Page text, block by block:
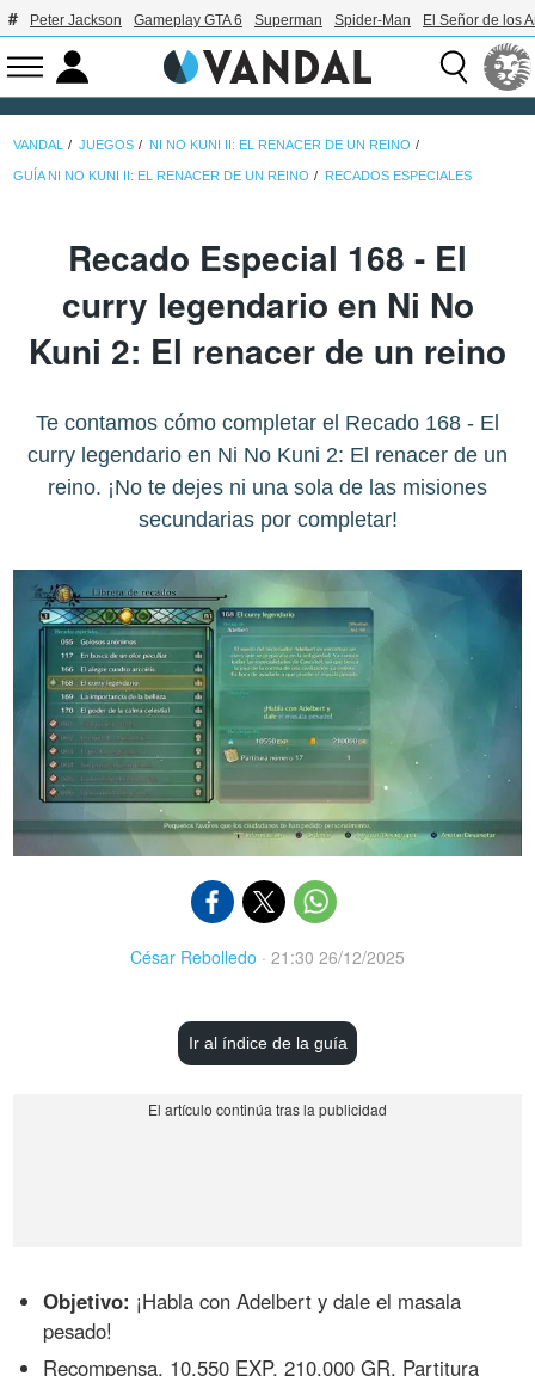
Peter Jackson Gameplay GTA 6 Superman Spider-Man El Señor de los
VANDAL JUEGOS NI NO KUNI II: EL RENACER DE UN REINO
GUÍA NI NO KUNI II: EL RENACER DE UN REINO RECADOS ESPECIALES
Recado Especial 168 - El
curry legendario en Ni No
Kuni 2: El renacer de un reino
Te contamos cómo completar el Recado 168 - El
curry legendario en Ni No Kuni 2: El renacer de un
reino. ¡No te dejes ni una sola de las misiones
secundarias por completar!
César Rebolledo · 21:30 26/12/2025
Ir al índice de la guía
Objetivo: ¡Habla con Adelbert y dale el masala
pesado!
Recompensa. 10.550 EXP, 210.000 GR, Partitura